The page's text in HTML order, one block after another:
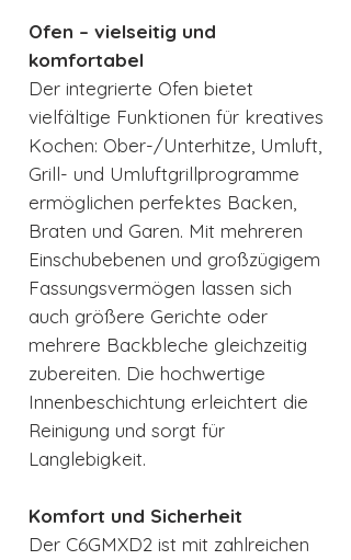
Ofen – vielseitig und
komfortabel
Der integrierte Ofen bietet
vielfältige Funktionen für kreatives
Kochen: Ober-/Unterhitze, Umluft,
Grill- und Umluftgrillprogramme
ermöglichen perfektes Backen,
Braten und Garen. Mit mehreren
Einschubebenen und großzügigem
Fassungsvermögen lassen sich
auch größere Gerichte oder
mehrere Backbleche gleichzeitig
zubereiten. Die hochwertige
Innenbeschichtung erleichtert die
Reinigung und sorgt für
Langlebigkeit.
Komfort und Sicherheit
Der C6GMXD2 ist mit zahlreichen